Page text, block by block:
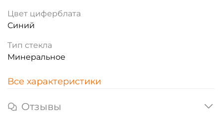
Цвет циферблата
Синий
Тип стекла
Минеральное
Все характеристики
Отзывы